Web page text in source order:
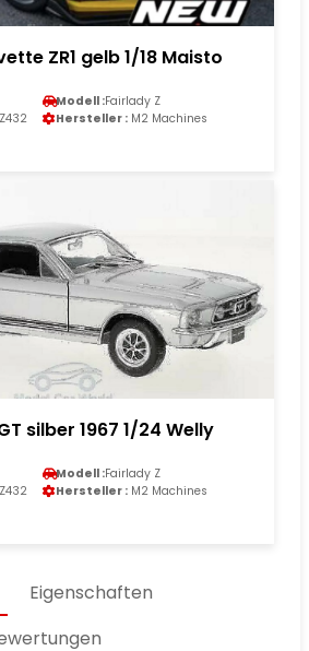
ZR1 gelb 1/18 Maisto
Modell :Fairlady Z
Hersteller : M2 Machines
silber 1967 1/24 Welly
Modell :Fairlady Z
Hersteller : M2 Machines
Eigenschaften